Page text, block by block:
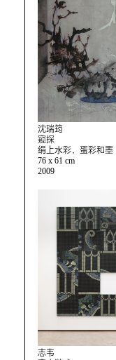
沈瑞筠
窥探
绢上⽔彩，蛋彩和墨
76 x 61 cm
2009
志韦